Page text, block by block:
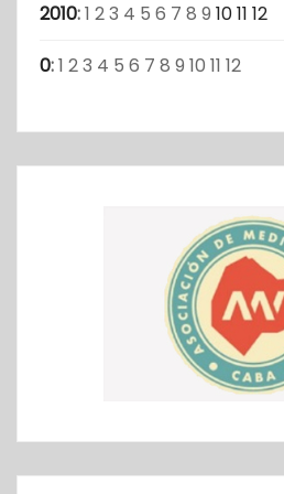
2010:1 23 4 5 6 7 8 9 1011 12
0:1 23 4 5 6 7 8 9 10 11 12